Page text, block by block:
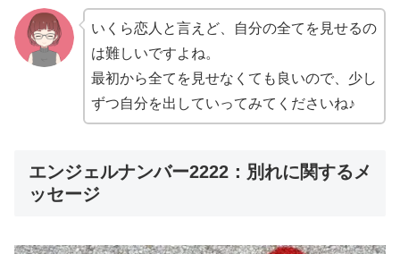
いくら恋人と言えど、自分の全てを見せるの
は難しいですよね。
最初から全てを見せなくても良いので、少し
ずつ自分を出していってみてくださいね♪
エンジェルナンバー2222：別れに関するメ
ッセージ